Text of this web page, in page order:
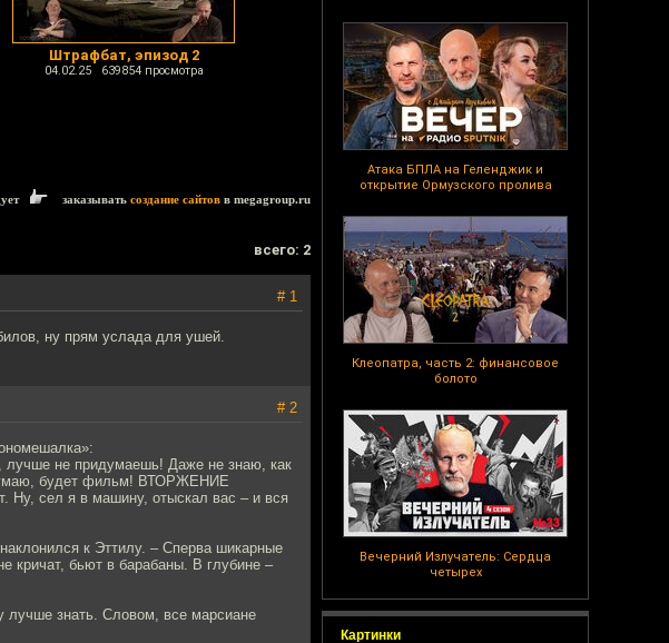
Атака БПЛА на Геленджик и
открытие Ормузского пролива
Клеопатра, часть 2: финансовое
болото
Вечерний Излучатель: Сердца
четырех
Картинки
Штрафбат, эпизод 2
04.02.25 639854 просмотра
заказывать создание сайтов в megagroup.ru
всего: 2
# 1
ну прям услада для ушей.
# 2
не придумаешь! Даже не знаю, как
будет фильм! ВТОРЖЕНИЕ
сел я в машину, отыскал вас – и вся
к Эттилу. – Сперва шикарные
кричат, бьют в барабаны. В глубине –
лучше знать. Словом, все марсиане